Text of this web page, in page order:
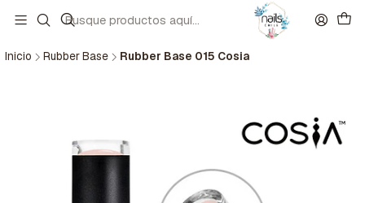
Inicio Rubber Base Rubber Base 015 Cosia